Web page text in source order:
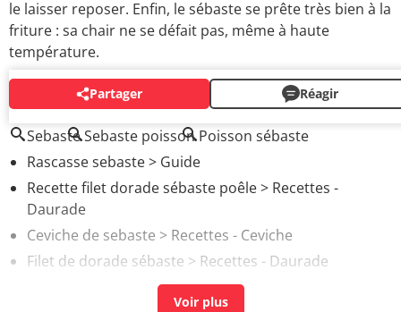
le laisser reposer. Enfin, le sébaste se prête très bien à la
friture : sa chair ne se défait pas, même à haute
température.
Partager Réagir
AUTOUR DU MÊME SUJET
SebasteSebaste poisson Poisson sébaste
Rascasse sebaste> Guide
Recette filet dorade sébaste poêle> Recettes -
Daurade
Ceviche de sebaste > Recettes - Ceviche
Filet de dorade sébaste > Recettes - Daurade
Filet de dorade sébaste au four> Recettes - Daurade